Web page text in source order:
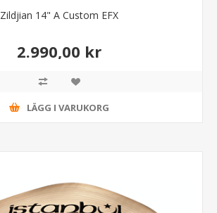
Zildjian 14" A Custom EFX
2.990,00 kr
LÄGG I VARUKORG